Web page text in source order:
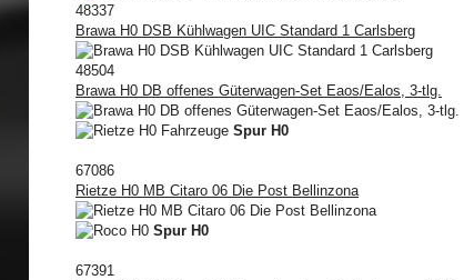
48337
Brawa H0 DSB Kühlwagen UIC Standard 1 Carlsberg
48504
Brawa H0 DB offenes Güterwagen-Set Eaos/Ealos, 3-tlg.
Spur H0
67086
Rietze H0 MB Citaro 06 Die Post Bellinzona
Spur H0
67391